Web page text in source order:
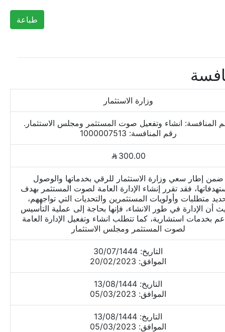
طباعة
وزارة الاستثمار
المنافسة: انشاء وتفعيل صوت المستثمر ومجلس الاستثمار.
رقم المنافسة: 1000007513
300.00
ضمن إطار سعي وزارة الاستثمار للرقي بخدماتها والوصول
فقد تقرر إنشاء الإدارة العامة لصوت المستثمر بهدف
متطلبات وأولويات المستثمرين والتحديات التي تواجههم،
أن الإدارة في طور الانشاء، فإنها بحاجة إلى عملية التأسيس
بخدمات استشارية، كما تتطلب انشاء وتفعيل الإدارة العامة
لصوت المستثمر ومجلس الاستثمار
التاريخ: 30/07/1444
الموافق: 20/02/2023
التاريخ: 13/08/1444
الموافق: 05/03/2023
التاريخ: 13/08/1444
الموافق: 05/03/2023